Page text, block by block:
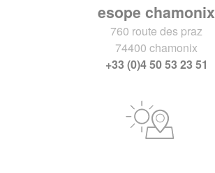
esope chamonix
760 route des praz
74400 chamonix
+33 (0)4 50 53 23 51